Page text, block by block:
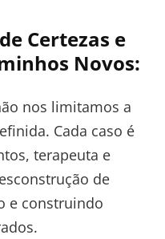
Certezas e
Novos:
nos limitamos a
Cada caso é
terapeuta e
de
e construindo